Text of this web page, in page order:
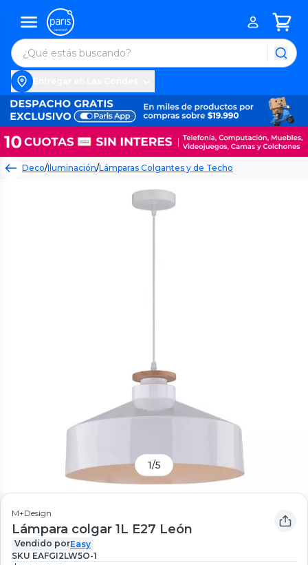
Deco/Iluminación/Lámparas Colgantes y de Techo
1/5
M+Design
Lámpara colgar 1L E27 León
Vendido porEasy
SKU EAFGI2LW5O-1